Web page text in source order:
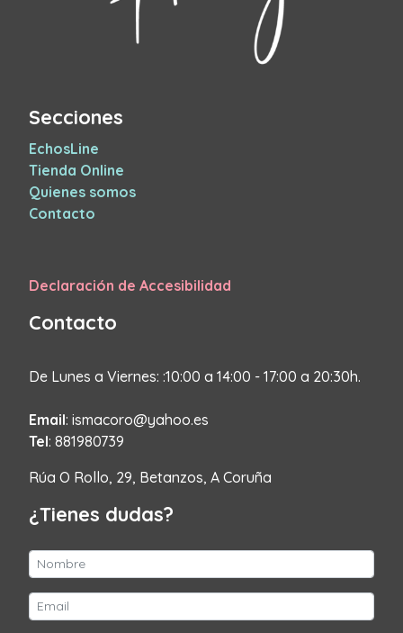
Secciones
EchosLine
Tienda Online
Quienes somos
Contacto
Declaración de Accesibilidad
Contacto
De Lunes a Viernes: :10:00 a 14:00 - 17:00 a 20:30h.
Email: ismacoro@yahoo.es
Tel: 881980739
Rúa O Rollo, 29, Betanzos, A Coruña
¿Tienes dudas?